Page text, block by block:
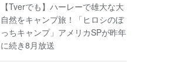
【Tverでも】ハーレーで雄大な大
自然をキャンプ旅！「ヒロシのぼ
っちキャンプ」アメリカSPが昨年
に続き8月放送